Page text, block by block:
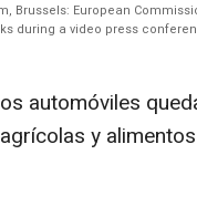
Brussels: European
during a video press
automóviles
y